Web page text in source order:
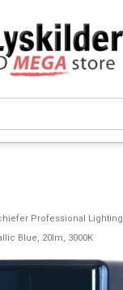
Professional Lighting
Blue, 20lm, 3000K